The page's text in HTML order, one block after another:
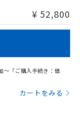
¥ 52,800
～「ご購入手続き：価
カートをみる